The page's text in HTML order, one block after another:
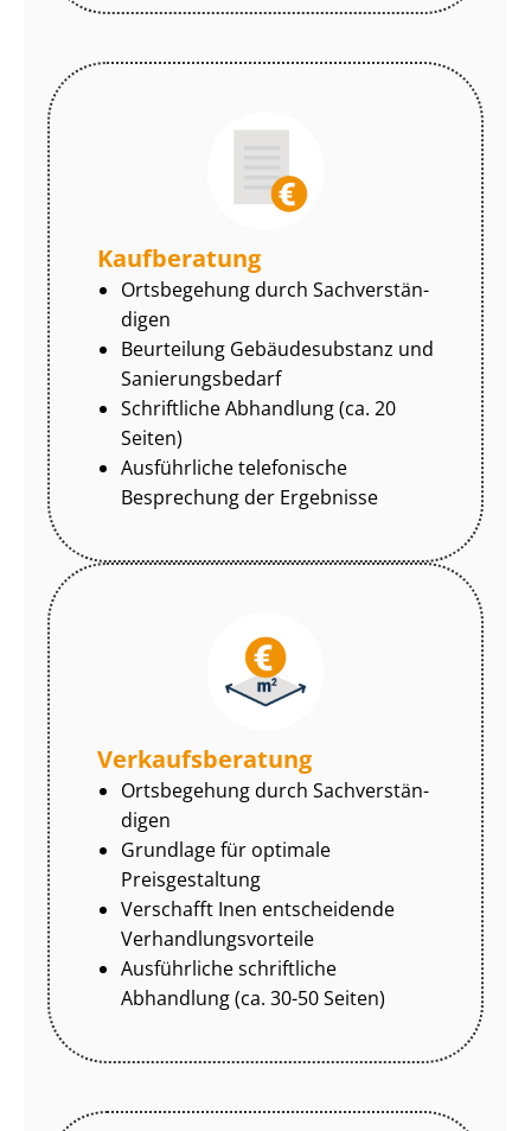
Kaufberatung
Ortsbegehung durch Sach­ver­stän­
di­gen
Beurteilung Gebäudesubstanz und
Sa­nie­rungs­be­darf
Schriftliche Abhandlung (ca. 20
Seiten)
Ausführliche telefonische
Besprechung der Ergebnisse
Ver­kaufs­be­ra­tung
Ortsbegehung durch Sach­ver­stän­
di­gen
Grundlage für optimale
Preisgestaltung
Verschafft Inen entscheidende
Ver­hand­lungs­vor­tei­le
Ausführliche schriftliche
Abhandlung (ca. 30-50 Seiten)